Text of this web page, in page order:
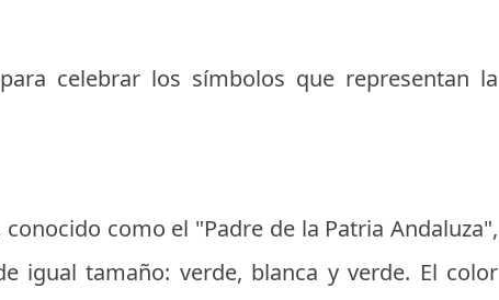
celebrar los símbolos que representan la
como el "Padre de la Patria Andaluza",
igual tamaño: verde, blanca y verde. El color